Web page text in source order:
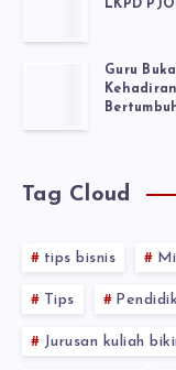
LKPD
Guru
Tag Cloud
tips bisnis
Tips
Jurusan kuliah